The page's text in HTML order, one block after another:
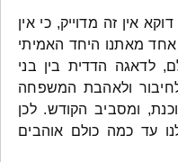
אין זה מדוייק, כי אין
מאתנו היחד האמיתי
לדאגה הדדית בין בני
ולאהבת המשפחה
ומסביב הקודש. לכן
עד כמה כולם אוהבים